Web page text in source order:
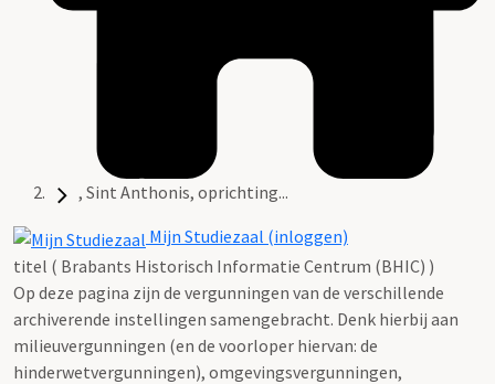
, Sint Anthonis, oprichting...
Mijn Studiezaal (inloggen)
titel ( Brabants Historisch Informatie Centrum (BHIC) )
Op deze pagina zijn de vergunningen van de verschillende
archiverende instellingen samengebracht. Denk hierbij aan
milieuvergunningen (en de voorloper hiervan: de
hinderwetvergunningen), omgevingsvergunningen,